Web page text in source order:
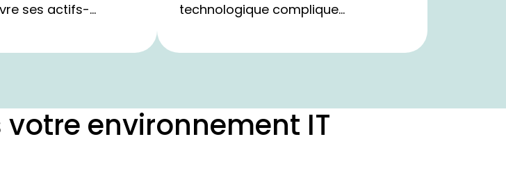
ses actifs-
technologique complique
Deloitte (2021)
environnement IT